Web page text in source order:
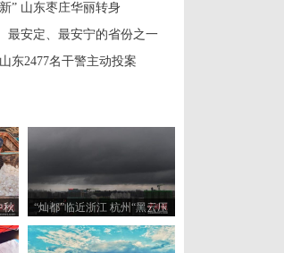
” 山东枣庄华丽转身
最安定、最安宁的省份之一
东2477名干警主动投案
秋
“灿都”临近浙江 杭州“黑云压
城”